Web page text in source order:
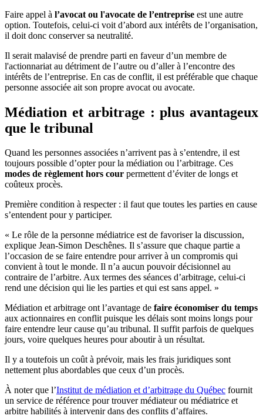
Faire appel à l’avocat ou l'avocate de l’entreprise est une autre
option. Toutefois, celui-ci voit d’abord aux intérêts de l’organisation,
il doit donc conserver sa neutralité.
Il serait malavisé de prendre parti en faveur d’un membre de
l'actionnariat au détriment de l’autre ou d’aller à l’encontre des
intérêts de l’entreprise. En cas de conflit, il est préférable que chaque
personne associée ait son propre avocat ou avocate.
Médiation et arbitrage : plus avantageux
que le tribunal
Quand les personnes associées n’arrivent pas à s’entendre, il est
toujours possible d’opter pour la médiation ou l’arbitrage. Ces
modes de règlement hors cour permettent d’éviter de longs et
coûteux procès.
Première condition à respecter : il faut que toutes les parties en cause
s’entendent pour y participer.
« Le rôle de la personne médiatrice est de favoriser la discussion,
explique Jean-Simon Deschênes. Il s’assure que chaque partie a
l’occasion de se faire entendre pour arriver à un compromis qui
convient à tout le monde. Il n’a aucun pouvoir décisionnel au
contraire de l’arbitre. Aux termes des séances d’arbitrage, celui-ci
rend une décision qui lie les parties et qui est sans appel. »
Médiation et arbitrage ont l’avantage de faire économiser du temps
aux actionnaires en conflit puisque les délais sont moins longs pour
faire entendre leur cause qu’au tribunal. Il suffit parfois de quelques
jours, voire quelques heures pour aboutir à un résultat.
Il y a toutefois un coût à prévoir, mais les frais juridiques sont
nettement plus abordables que ceux d’un procès.
À noter que l’Institut de médiation et d’arbitrage du Québec fournit
un service de référence pour trouver médiateur ou médiatrice et
arbitre habilités à intervenir dans des conflits d’affaires.